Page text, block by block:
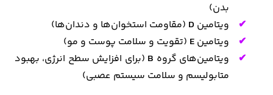
بدن)
ویتامین D (مقاومت استخوان‌ها و دندان‌ها)
ویتامین E (تقویت و سلامت پوست و مو)
ویتامین‌های گروه B (برای افزایش سطح انرژی، بهبود
متابولیسم و سلامت سیستم عصبی)